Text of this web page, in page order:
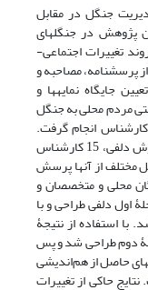
جنگل در مقابل
پژوهش در جنگل­های
تغییرات اجتماعی-
1384 با استفاده از پرسشنامه، مصاحبه و
جایگاه نمایه­ها و
مردم محلی به جنگل
تحلیل سلسله‌مراتبی با استفاده از نظرات 18 کارشناس انجام گرفت.
سپس به‌منظور انجام آینده‏پژوهی در قالب روش دلفی، 15 کارشناس
مختلف از آنها پرسش
محلی و متخصصان و
اول دلفی طراحی و با
با استفاده از نتیجۀ
دوم طراحی شد و پس
حاصل از هم‌اندیشی
حاکی از تغییرات